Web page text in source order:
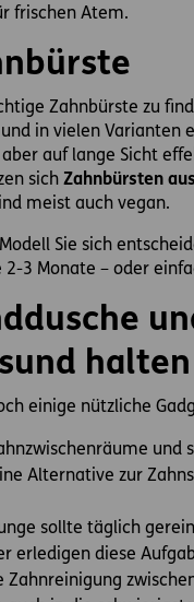
frischen Atem.
Zahnbürste zu
in vielen Varianten
auf lange Sicht
sich Zahnbürsten
meist auch vegan.
Sie sich
3 Monate – oder
halten
einige nützliche
Alternative zur
sollte täglich
erledigen diese
Zahnreinigung